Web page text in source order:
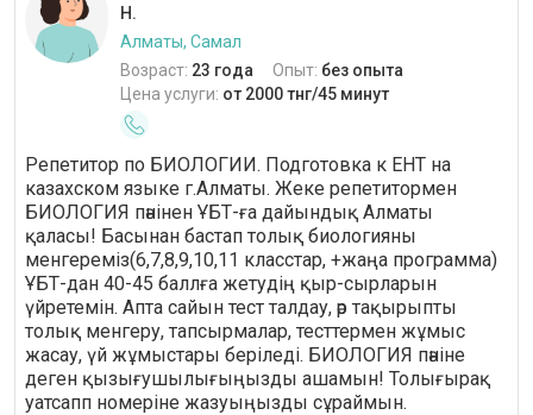
Н.
Алматы, Самал
Возраст: 23 года Опыт: без опыта
Цена услуги: от 2000 тнг/45 минут
Репетитор по БИОЛОГИИ. Подготовка к ЕНТ на
казахском языке г.Алматы. Жеке репетитормен
БИОЛОГИЯ пәнінен ҰБТ-ға дайындық Алматы
қаласы! Басынан бастап толық биологияны
менгереміз(6,7,8,9,10,11 класстар, +жаңа программа)
ҰБТ-дан 40-45 баллға жетудің қыр-сырларын
үйретемін. Апта сайын тест талдау, әр тақырыпты
толық менгеру, тапсырмалар, тесттермен жұмыс
жасау, үй жұмыстары беріледі. БИОЛОГИЯ пәніне
деген қызығушылығыңызды ашамын! Толығырақ
уатсапп номеріне жазуыңызды сұраймын.